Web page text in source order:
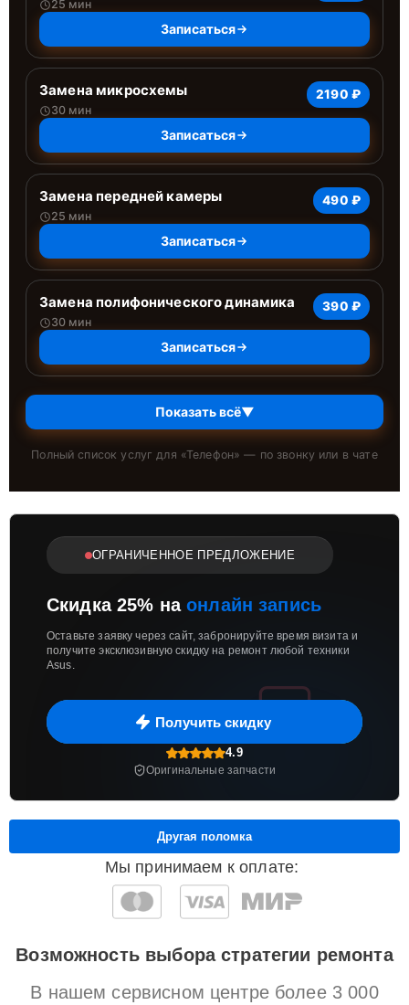
25 мин
Записаться
Замена микросхемы
30 мин
2190 ₽
Записаться
Замена передней камеры
25 мин
490 ₽
Записаться
Замена полифонического динамика
30 мин
390 ₽
Записаться
Показать всё▼
Полный список услуг для «Телефон» — по звонку или в чате
ОГРАНИЧЕННОЕ ПРЕДЛОЖЕНИЕ
Скидка 25% наонлайн запись
Оставьте заявку через сайт, забронируйте время визита и
получите эксклюзивную скидку на ремонт любой техники
Asus.
Получить скидку
4.9
Оригинальные запчасти
Мы принимаем к оплате:
Другая поломка
Возможность выбора стратегии ремонта
В нашем сервисном центре более 3 000